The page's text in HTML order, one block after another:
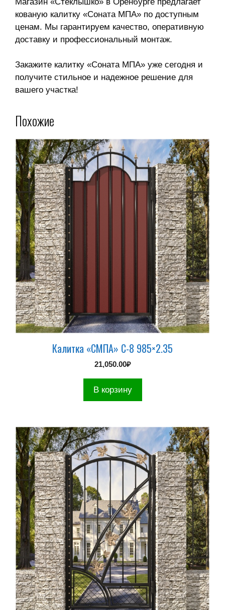
кованую калитку «Соната МПА» по доступным
ценам. Мы гарантируем качество, оперативную
доставку и профессиональный монтаж.
Закажите калитку «Соната МПА» уже сегодня и
получите стильное и надежное решение для
вашего участка!
Похожие
Калитка «СМПА» С-8 985×2.35
21,050.00₽
В корзину